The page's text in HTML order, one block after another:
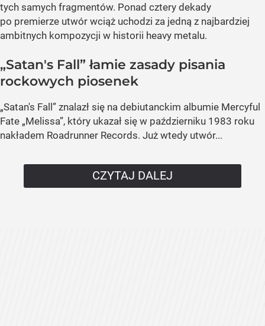
tych samych fragmentów. Ponad cztery dekady
po premierze utwór wciąż uchodzi za jedną z najbardziej
ambitnych kompozycji w historii heavy metalu.
„Satan's Fall” łamie zasady pisania
rockowych piosenek
„Satan's Fall” znalazł się na debiutanckim albumie Mercyful
Fate „Melissa”, który ukazał się w październiku 1983 roku
nakładem Roadrunner Records. Już wtedy utwór...
CZYTAJ DALEJ